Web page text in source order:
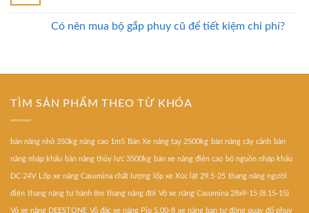
Có nên mua bộ gắp phuy cũ để tiết kiệm chi phí?
TÌM SẢN PHẨM THEO TỪ KHÓA
bàn nâng nhỏ 350kg nâng cao 1m5 Bán Xe nâng tay 2500kg bàn nâng cây cảnh bàn
nâng nhập khẩu bàn nâng thủy lực 3500kg bán xe nâng điện cao bộ nguồn nhập khẩu
DC 24V Lốp xe nâng Casumina chất lượng lốp xe Xúc lật 29.5-25 thang nâng người
điện thang nâng tự hành 8m thang nâng đôi Vỏ xe nâng Casumina 28x9-15 (8.15-15)
Vỏ xe nâng DEESTONE Vỏ đặc xe nâng Pio 5.00-8 xe nâng bán tự động quay đổ phuy